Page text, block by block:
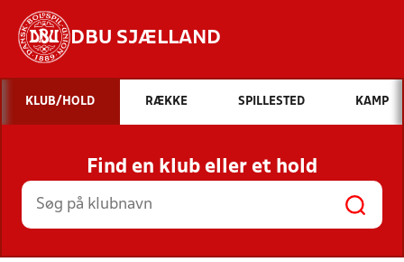
DBU SJÆLLAND
Hvad vil du søge efter?
INDHOLD OG NYHEDER
STILLINGER, RESULTATER, KLUBBER OG
HOLD
KLUB/HOLD RÆKKE SPILLESTED KAMP
Find en klub eller et hold